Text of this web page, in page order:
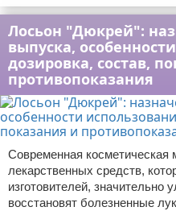
Лосьон "Дюкрей":
выпуска,
дозировка, состав,
противопоказания
Современная косметическая
лекарственных средств,
изготовителей, значительно
восстановят болезненные